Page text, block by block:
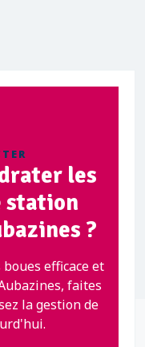
les
station
?
efficace et
faites
la gestion de